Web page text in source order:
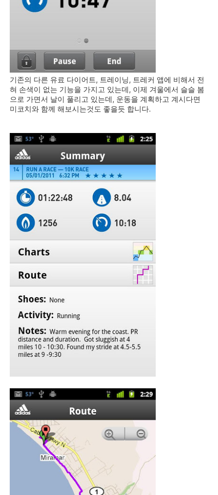
기존의 다른 유료 다이어트, 트레이닝, 트레커 앱에 비해서 전
혀 손색이 없는 기능을 가지고 있는데, 이제 겨울에서 슬슬 봄
으로 가면서 날이 풀리고 있는데, 운동을 계획하고 계시다면
미코치와 함께 해보시는것도 좋을듯 합니다.